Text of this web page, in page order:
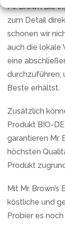
Mr. Brown Bio
zum Detail
schonen wir
auch die lokale
eine
durchzuführen,
Beste erhältst.
Zusätzlich
Produkt BIO-
garantieren Mr.
höchsten
Produkt
Mit Mr.
köstliche und
Probier es